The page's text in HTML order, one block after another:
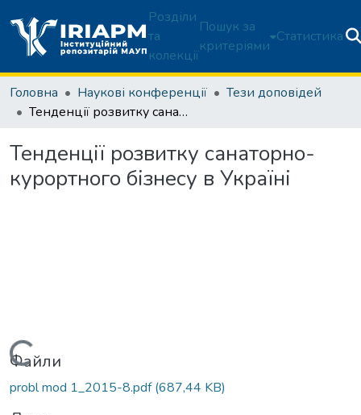
Розділи
та
колекції
Пошук за
критеріями
Статистика
Головна Наукові конференції
Тези доповідей
Тенденції розвитку санаторно-курортного бізнесу в Україні
Тенденції розвитку санаторно-
курортного бізнесу в Україні
Вантажиться...
Файли
probl mod 1_2015-8.pdf(687,44 KB)